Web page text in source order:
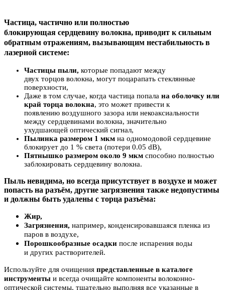
Частица, частично или полностью
блокирующая сердцевину волокна, приводит к сильным
обратным отражениям, вызывающим нестабильность в
лазерной системе:
Частицы пыли, которые попадают между
двух торцов волокна, могут поцарапать стеклянные
поверхности,
Даже в том случае, когда частица попала на оболочку или
край торца волокна, это может привести к
появлению воздушного зазора или некоаксиальности
между сердцевинами волокна, значительно
ухудшающей оптический сигнал,
Пылинка размером 1 мкм на одномодовой сердцевине
блокирует до 1 % света (потери 0.05 dB),
Пятнышко размером около 9 мкм способно полностью
заблокировать сердцевину волокна.
Пыль невидима, но всегда присутствует в воздухе и может
попасть на разъём, другие загрязнения также недопустимы
и должны быть удалены с торца разъёма:
Жир,
Загрязнения, например, конденсировавшаяся пленка из
паров в воздухе,
Порошкообразные осадки после испарения воды
и других растворителей.
Используйте для очищения представленные в каталоге
инструменты и всегда очищайте компоненты волоконно-
оптической системы, тщательно выполняя все указанные в